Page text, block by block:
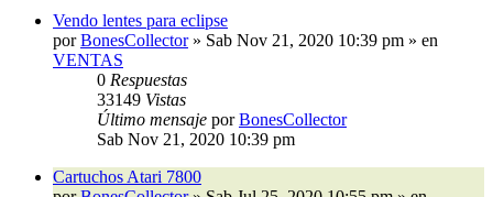
Vendo lentes para eclipse
porBonesCollector» Sab Nov 21, 2020 10:39 pm » en
VENTAS
0 Respuestas
33149 Vistas
Último mensaje porBonesCollector
Sab Nov 21, 2020 10:39 pm
Cartuchos Atari 7800